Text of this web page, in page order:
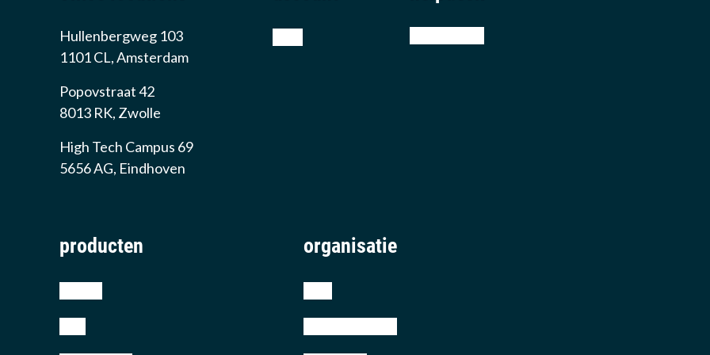
Hullenbergweg 103
1101 CL, Amsterdam
Popovstraat 42
8013 RK, Zwolle
High Tech Campus 69
5656 AG, Eindhoven
producten organisatie